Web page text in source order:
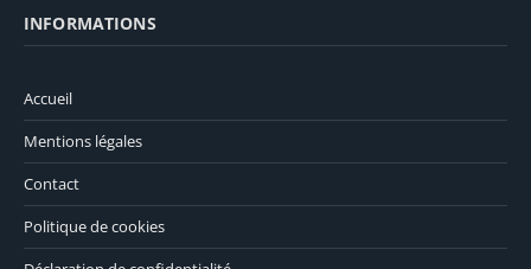
INFORMATIONS
Accueil
Mentions légales
Contact
Politique de cookies